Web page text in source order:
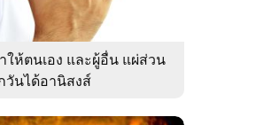
ให้ตนเอง และผู้อื่น แผ่ส่วน
วันได้อานิสงส์